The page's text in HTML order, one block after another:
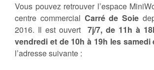
Vous pouvez retrouver l’espace
centre commercial Carré de Soie
2016. Il est ouvert 7j/7, de 11h à
vendredi et de 10h à 19h les samedi
l’adresse suivante :